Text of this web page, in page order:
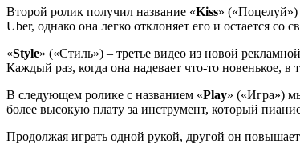
Второй ролик получил название «Kiss» («Поцелуй»)
Uber, однако она легко отклоняет его и остается со
«Style» («Стиль») – третье видео из новой
Каждый раз, когда она надевает что-то новенькое, в
В следующем ролике с названием «Play» («Игра»)
более высокую плату за инструмент, который
Продолжая играть одной рукой, другой он